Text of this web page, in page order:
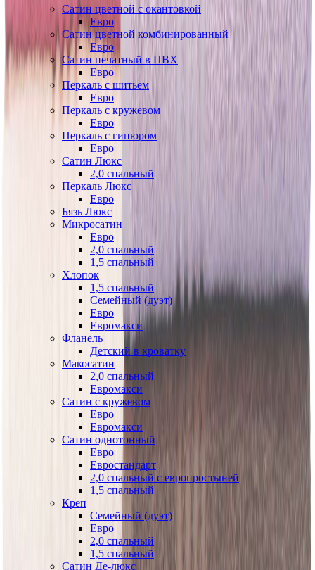
Сатин цветной с окантовкой
Евро
Сатин цветной комбинированный
Евро
Сатин печатный в ПВХ
Евро
Перкаль с шитьем
Евро
Перкаль с кружевом
Евро
Перкаль с гипюром
Евро
Сатин Люкс
2,0 спальный
Перкаль Люкс
Евро
Бязь Люкс
Микросатин
Евро
2,0 спальный
1,5 спальный
Хлопок
1,5 спальный
Семейный (дуэт)
Евро
Евромакси
Фланель
Детский в кроватку
Макосатин
2,0 спальный
Евромакси
Сатин с кружевом
Евро
Евромакси
Сатин однотонный
Евро
Евростандарт
2,0 спальный с европростыней
1,5 спальный
Креп
Семейный (дуэт)
Евро
2,0 спальный
1,5 спальный
Сатин Де-люкс